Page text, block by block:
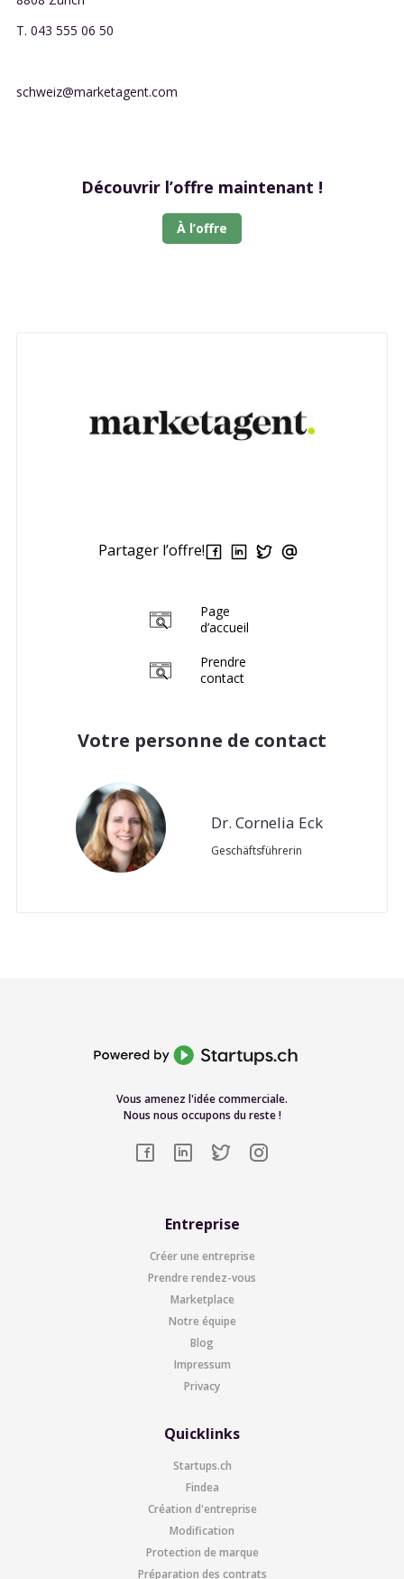
T. 043 555 06 50
schweiz@marketagent.com
Découvrir l’offre maintenant !
À l’offre
Partager l’offre!
Page
d’accueil
Prendre
contact
Votre personne de contact
Dr. Cornelia Eck
Geschäftsführerin
Vous amenez l'idée commerciale.
Nous nous occupons du reste !
Entreprise
Créer une entreprise
Prendre rendez-vous
Marketplace
Notre équipe
Blog
Impressum
Privacy
Quicklinks
Startups.ch
Findea
Création d'entreprise
Modification
Protection de marque
Préparation des contrats